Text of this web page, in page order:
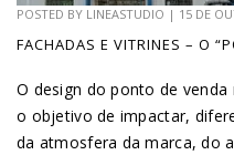
POSTED BY LINEASTUDIO | 15 DE
FACHADAS E VITRINES – O
O design do ponto de
o objetivo de impactar,
da atmosfera da marca, do